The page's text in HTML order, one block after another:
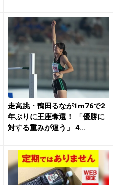
走高跳・鴨田るなが1m76で2
年ぶりに王座奪還！ 「優勝に
対する重みが違う」 4...